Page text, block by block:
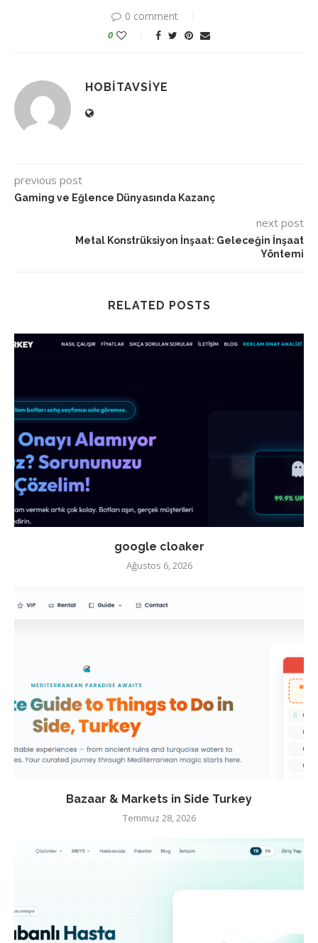
0 comment
0
HOBITAVSIYE
previous post
Gaming ve Eğlence Dünyasında Kazanç
next post
Metal Konstrüksiyon İnşaat: Geleceğin İnşaat
Yöntemi
RELATED POSTS
google cloaker
Ağustos 6, 2026
Bazaar & Markets in Side Turkey
Temmuz 28, 2026